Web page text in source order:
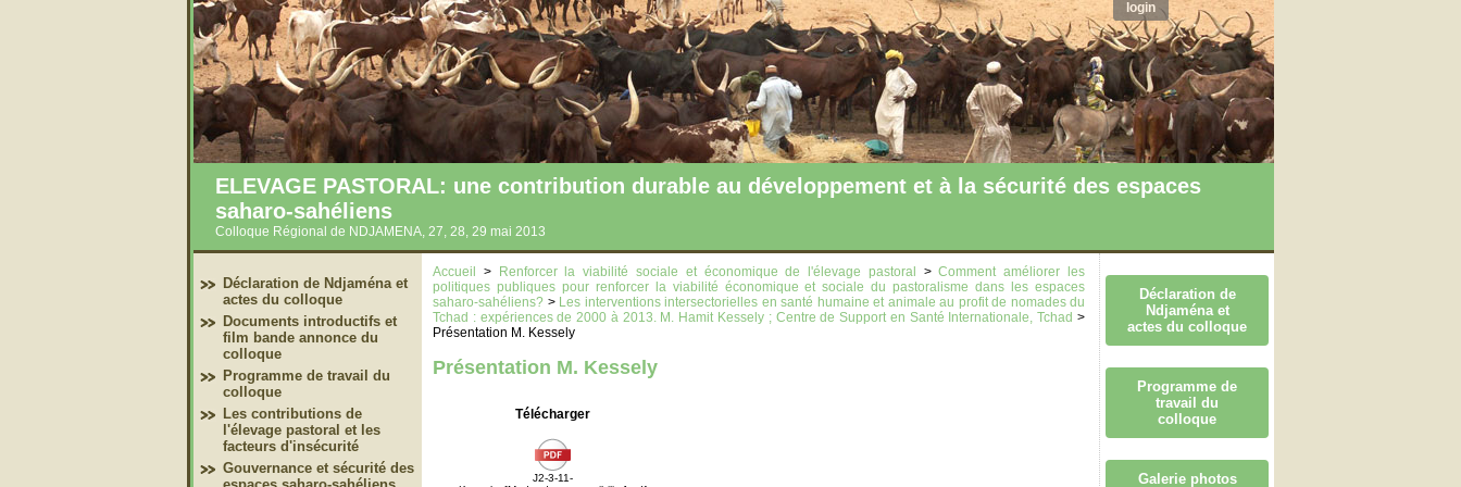
ELEVAGE PASTORAL: une contribution durable au développement et à la sécurité des espaces
saharo-sahéliens
Colloque Régional de NDJAMENA, 27, 28, 29 mai 2013
Déclaration de Ndjaména et
actes du colloque
Documents introductifs et
film bande annonce du
colloque
Programme de travail du
colloque
Les contributions de
l'élevage pastoral et les
facteurs d'insécurité
Gouvernance et sécurité des
Accueil > Renforcer la viabilité sociale et économique de l'élevage pastoral >Comment améliorer les
politiques publiques pour renforcer la viabilité économique et sociale du pastoralisme dans les espaces
saharo-sahéliens? > Les interventions intersectorielles en santé humaine et animale au profit de nomades du
Tchad : expériences de 2000 à 2013. M. Hamit Kessely ; Centre de Support en Santé Internationale, Tchad >
Présentation M. Kessely
Présentation M. Kessely
Télécharger
J2-3-11-
Déclaration de
Ndjaména et
actes du colloque
Programme de
travail du
colloque
Galerie photos
login